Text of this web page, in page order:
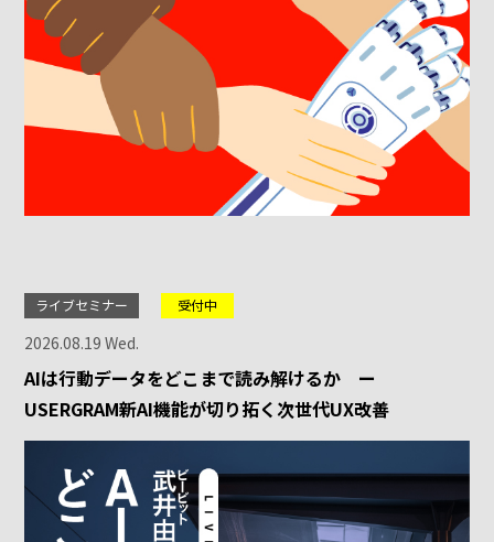
ライブセミナー 受付中
2026.08.19 Wed.
AIは行動データをどこまで読み解けるか ー
USERGRAM新AI機能が切り拓く次世代UX改善